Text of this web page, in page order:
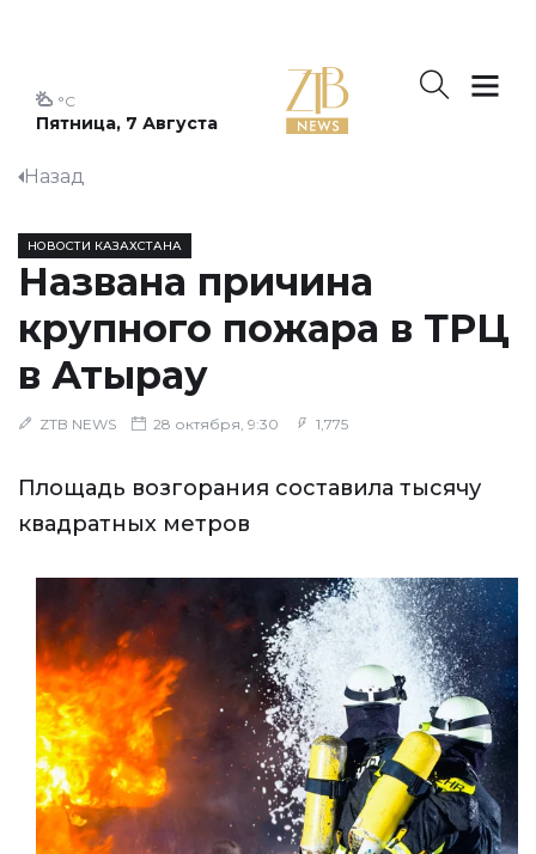
Пятница, 7 Августа
°C
Назад
НОВОСТИ КАЗАХСТАНА
Названа причина
крупного пожара в ТРЦ
в Атырау
ZTB NEWS 28 октября, 9:30 1,775
Площадь возгорания составила тысячу
квадратных метров